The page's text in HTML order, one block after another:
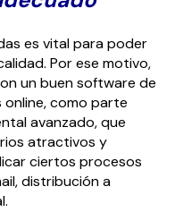
es vital para poder
Por ese motivo,
un buen software de
como parte
avanzado, que
atractivos y
ciertos procesos
distribución a